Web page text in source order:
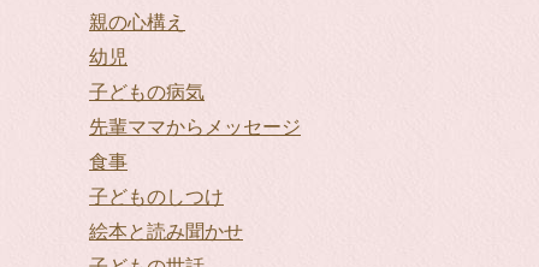
親の心構え
幼児
子どもの病気
先輩ママからメッセージ
食事
子どものしつけ
絵本と読み聞かせ